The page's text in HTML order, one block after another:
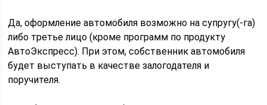
Да, оформление автомобиля возможно на супругу(-га)
либо третье лицо (кроме программ по продукту
АвтоЭкспресс). При этом, собственник автомобиля
будет выступать в качестве залогодателя и
поручителя.